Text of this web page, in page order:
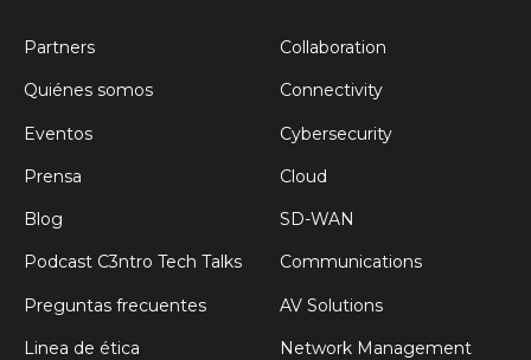
Partners
Quiénes somos
Eventos
Prensa
Blog
Podcast C3ntro Tech Talks
Preguntas frecuentes
Linea de ética
Collaboration
Connectivity
Cybersecurity
Cloud
SD-WAN
Communications
AV Solutions
Network Management